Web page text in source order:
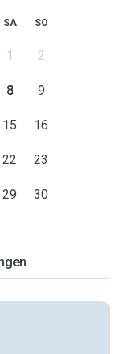
SA SO
1 2
8 9
15 16
22 23
29 30